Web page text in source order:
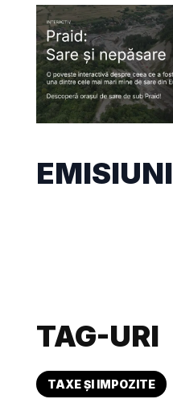
EMISIUNI
TAG-URI
TAXE ȘI IMPOZITE